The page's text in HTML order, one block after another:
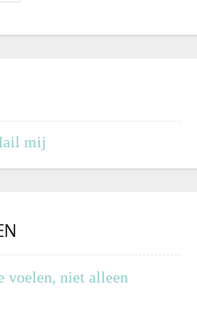
mij
voelen, niet alleen